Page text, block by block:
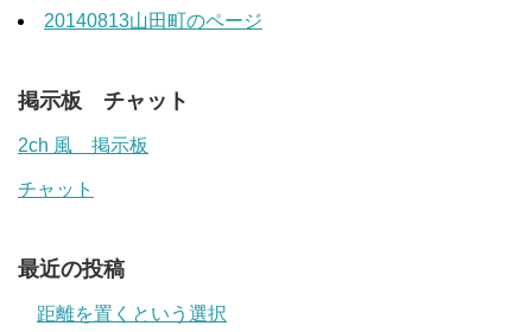
20140813山田町のページ
掲示板 チャット
2ch 風 掲示板
チャット
最近の投稿
距離を置くという選択